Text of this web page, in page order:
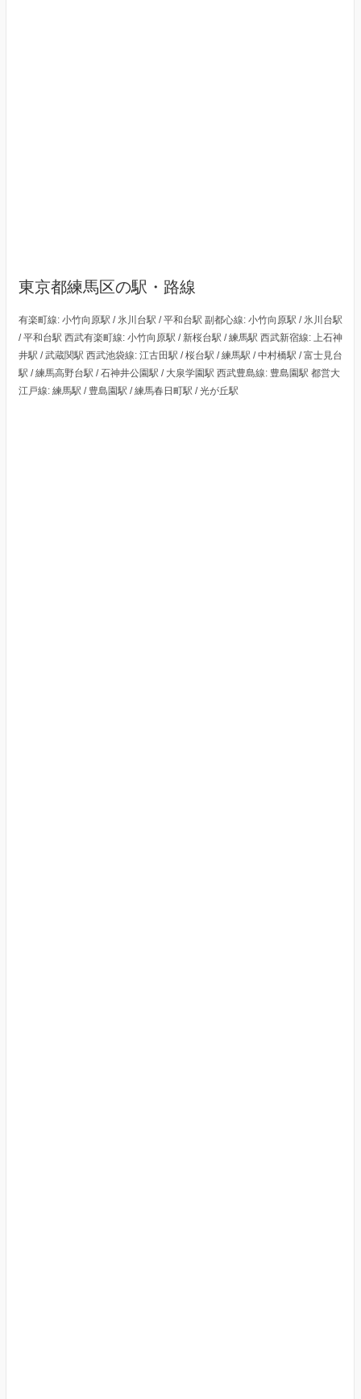
東京都練馬区の駅・路線
有楽町線: 小竹向原駅 / 氷川台駅 / 平和台駅 副都心線: 小竹向原駅 / 氷川台駅
/ 平和台駅 西武有楽町線: 小竹向原駅 / 新桜台駅 / 練馬駅 西武新宿線: 上石神
井駅 / 武蔵関駅 西武池袋線: 江古田駅 / 桜台駅 / 練馬駅 / 中村橋駅 / 富士見台
駅 / 練馬高野台駅 / 石神井公園駅 / 大泉学園駅 西武豊島線: 豊島園駅 都営大
江戸線: 練馬駅 / 豊島園駅 / 練馬春日町駅 / 光が丘駅